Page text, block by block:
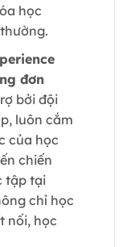
học
đơn
bởi đội
luôn cắm
của học
chiến
tập tại
chỉ học
nối, học